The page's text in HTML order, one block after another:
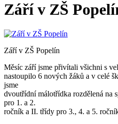
Září v ZŠ
Září v ZŠ Popelín
Měsíc září jsme přivítali všichni s
nastoupilo 6 nových žáků a v celé
jsme
dvoutřídní málotřídka rozdělená na
pro 1. a 2.
ročník a II. třídy pro 3., 4. a 5.